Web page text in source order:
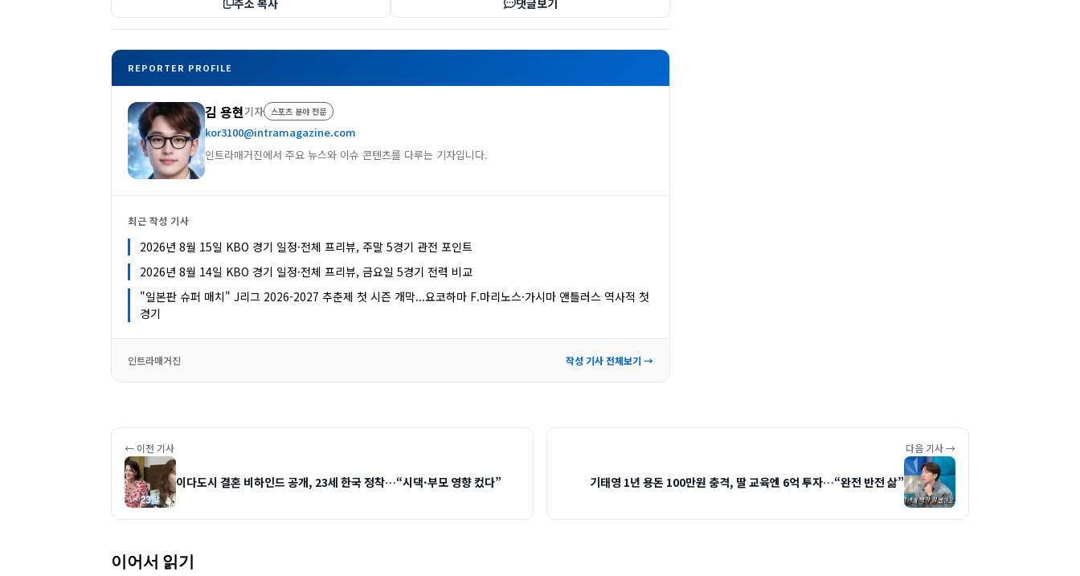
REPORTER PROFILE
김 용현기자 스포츠 분야 전문
kor3100@intramagazine.com
인트라매거진에서 주요 뉴스와 이슈 콘텐츠를 다루는 기자입니다.
최근 작성 기사
2026년 8월 15일 KBO 경기 일정·전체 프리뷰, 주말 5경기 관전 포인트
2026년 8월 14일 KBO 경기 일정·전체 프리뷰, 금요일 5경기 전력 비교
"일본판 슈퍼 매치" J리그 2026-2027 추춘제 첫 시즌 개막...요코하마 F.마리노스·가시마 앤틀러스 역사적 첫
경기
인트라매거진 작성 기사 전체보기 →
← 이전 기사
이다도시 결혼 비하인드 공개, 23세 한국 정착…“시댁·부모 영향 컸다”
다음 기사 →
기태영 1년 용돈 100만원 충격, 딸 교육엔 6억 투자…“완전 반전 삶”
이어서 읽기